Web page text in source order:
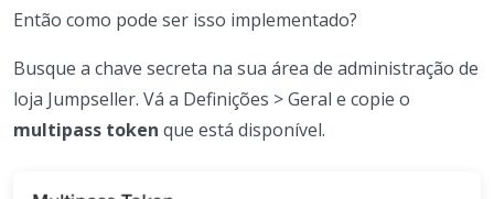
Então como pode ser isso implementado?
Busque a chave secreta na sua área de administração de
loja Jumpseller. Vá a Definições > Geral e copie o
multipass token que está disponível.